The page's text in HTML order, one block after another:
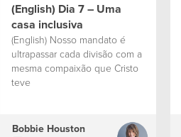
(English) Dia 7 – Uma
casa inclusiva
(English) Nosso mandato é
ultrapassar cada divisão com a
mesma compaixão que Cristo
teve
Bobbie Houston